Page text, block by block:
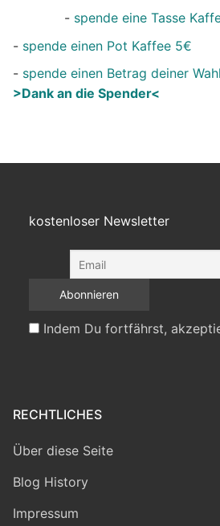
- spende eine Tasse
- spende einen Pot Kaffee 5€
- spende einen Betrag deiner Wahl
>Dank an die Spender<
kostenloser Newsletter
Indem Du fortfährst,
RECHTLICHES
Über diese Seite
Blog History
Impressum